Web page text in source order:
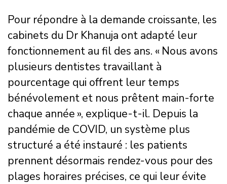
Pour répondre à la demande croissante, les
cabinets du Dr Khanuja ont adapté leur
fonctionnement au fil des ans. « Nous avons
plusieurs dentistes travaillant à
pourcentage qui offrent leur temps
bénévolement et nous prêtent main-forte
chaque année », explique-t-il. Depuis la
pandémie de COVID, un système plus
structuré a été instauré : les patients
prennent désormais rendez-vous pour des
plages horaires précises, ce qui leur évite